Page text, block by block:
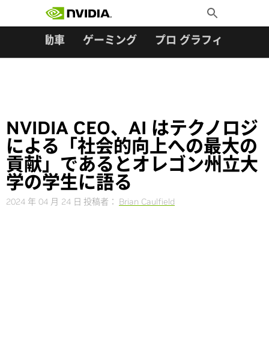
Toggle
Search
自動車 ゲーミング プロ グラフィックス
NVIDIA CEO、AI はテクノロジ
による「社会的向上への最大の
貢献」であるとオレゴン州立大
学の学生に語る
2024 年 04 月 24 日 投稿者： Brian Caulfield